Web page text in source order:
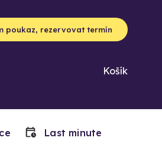
poukaz, rezervovat termín
Košík
Last minute